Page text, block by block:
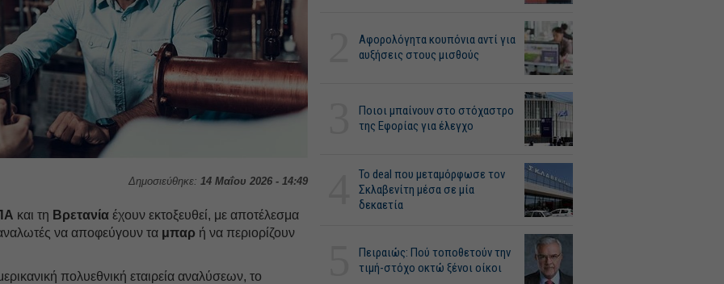
Δημοσιεύθηκε: 14 Μαΐου 2026 - 14:49
και τη Βρετανία έχουν εκτοξευθεί, με αποτέλεσμα
να αποφεύγουν τα μπαρ ή να περιορίζουν
πολυεθνική εταιρεία αναλύσεων, το
Αφορολόγητα κουπόνια αντί για
αυξήσεις στους μισθούς
Ποιοι μπαίνουν στο στόχαστρο
της Εφορίας για έλεγχο
Το deal που μεταμόρφωσε τον
Σκλαβενίτη μέσα σε μία
δεκαετία
Πειραιώς: Πού τοποθετούν την
τιμή-στόχο οκτώ ξένοι οίκοι